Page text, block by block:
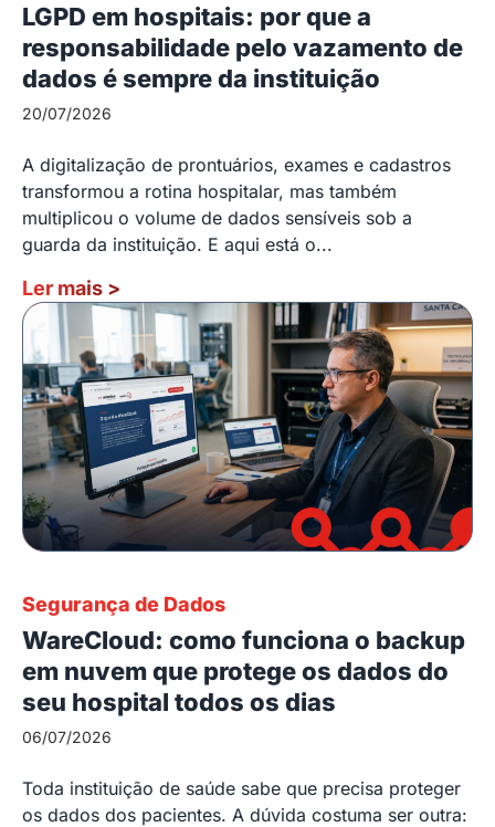
LGPD em hospitais: por que a
responsabilidade pelo vazamento de
dados é sempre da instituição
20/07/2026
A digitalização de prontuários, exames e cadastros
transformou a rotina hospitalar, mas também
multiplicou o volume de dados sensíveis sob a
guarda da instituição. E aqui está o...
Ler mais >
Segurança de Dados
WareCloud: como funciona o backup
em nuvem que protege os dados do
seu hospital todos os dias
06/07/2026
Toda instituição de saúde sabe que precisa proteger
os dados dos pacientes. A dúvida costuma ser outra: